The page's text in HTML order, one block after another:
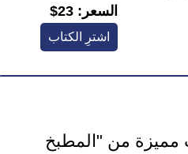
السعر: 23$
اشترِ الكتاب
مميزة من "المطبخ